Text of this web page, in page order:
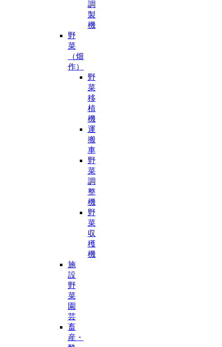
調
製
機
野
菜
（畑
作）
野
菜
移
植
機
運
搬
車
野
菜
調
整
機
野
菜
収
穫
機
施
設
野
菜
園
芸
畜
産・